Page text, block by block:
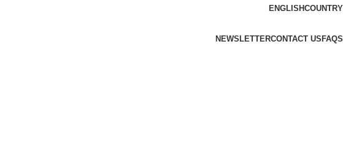
ENGLISHCOUNTRY
NEWSLETTERCONTACT US FAQS